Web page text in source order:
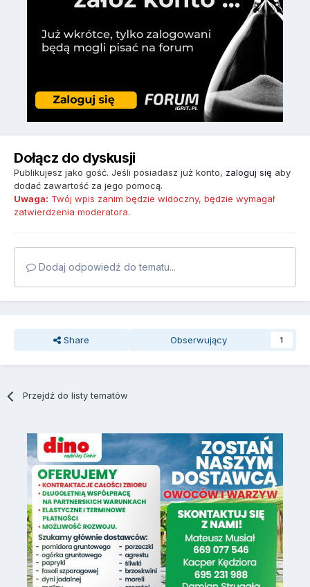
Dołącz do dyskusji
Publikujesz jako gość. Jeśli posiadasz już konto, zaloguj się aby
dodać zawartość za jego pomocą.
Uwaga: Twój wpis zanim będzie widoczny, będzie wymagał
zatwierdzenia moderatora.
Dodaj odpowiedź do tematu...
Share Obserwujący 1
Przejdź do listy tematów